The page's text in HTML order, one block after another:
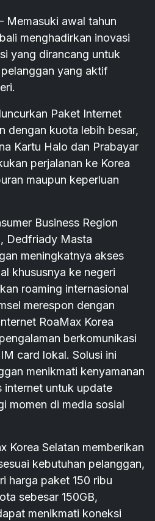
Memasuki awal tahun
menghadirkan inovasi
yang dirancang untuk
yang aktif
Paket Internet
dengan kuota lebih besar,
Kartu Halo dan Prabayar
perjalanan ke Korea
maupun keperluan
Business Region
Dedfriady Masta
meningkatnya akses
khususnya ke negeri
roaming internasional
merespon dengan
RoaMax Korea
berkomunikasi
card lokal. Solusi ini
menikmati kenyamanan
internet untuk update
momen di media sosial
Korea Selatan memberikan
kebutuhan pelanggan,
harga paket 150 ribu
sebesar 150GB,
menikmati koneksi